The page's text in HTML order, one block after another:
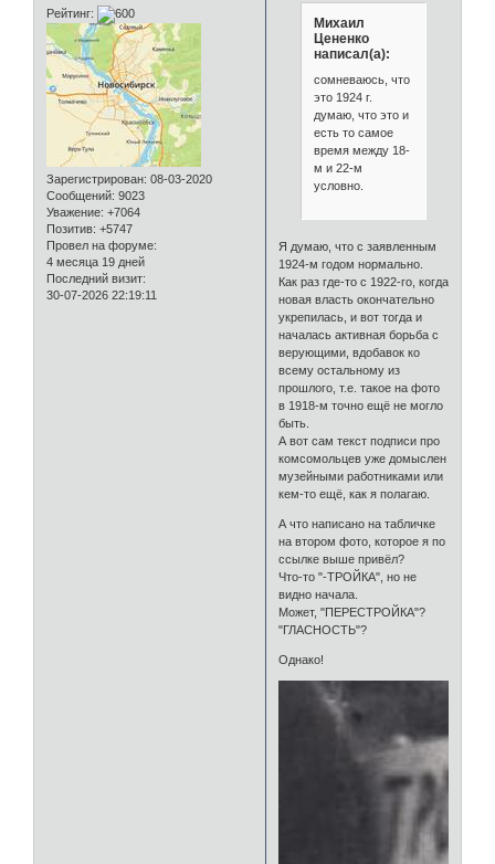
Рейтинг:
Зарегистрирован: 08-03-2020
Сообщений: 9023
Уважение: +7064
Позитив: +5747
Провел на форуме:
4 месяца 19 дней
Последний визит:
30-07-2026 22:19:11
Михаил
Цененко
написал(а):
сомневаюсь, что
это 1924 г.
думаю, что это и
есть то самое
время между 18-
м и 22-м
условно.
Я думаю, что с заявленным
1924-м годом нормально.
Как раз где-то с 1922-го, когда
новая власть окончательно
укрепилась, и вот тогда и
началась активная борьба с
верующими, вдобавок ко
всему остальному из
прошлого, т.е. такое на фото
в 1918-м точно ещё не могло
быть.
А вот сам текст подписи про
комсомольцев уже домыслен
музейными работниками или
кем-то ещё, как я полагаю.
А что написано на табличке
на втором фото, которое я по
ссылке выше привёл?
Что-то "-ТРОЙКА", но не
видно начала.
Может, "ПЕРЕСТРОЙКА"?
"ГЛАСНОСТЬ"?
Однако!